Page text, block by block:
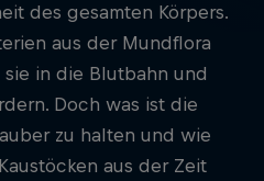
des gesamten Körpers.
aus der Mundflora
in die Blutbahn und
Doch was ist die
zu halten und wie
aus der Zeit